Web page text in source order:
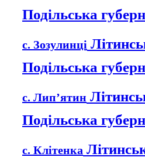
Подільська
с. Зозулинці
Подільська
с. Лип’ятин
Подільська
с. Клітенка